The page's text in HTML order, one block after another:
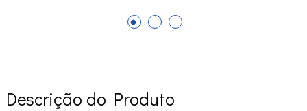
Descrição do Produto